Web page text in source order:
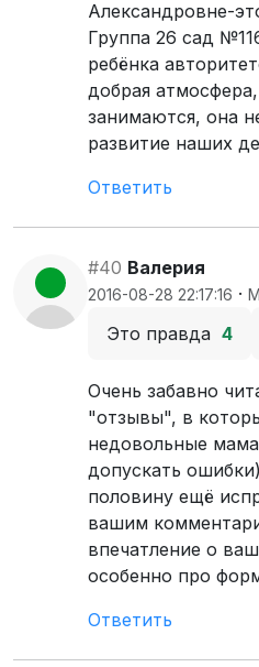
Александровне-
Группа 26 сад
ребёнка
добрая
занимаются, она
развитие наших
Ответить
#40 Валерия
2016-08-28 22:17:16 ·
Это правда 4
Очень забавно
"отзывы", в
недовольные
допускать
половину ещё
вашим
впечатление о
особенно про
Ответить